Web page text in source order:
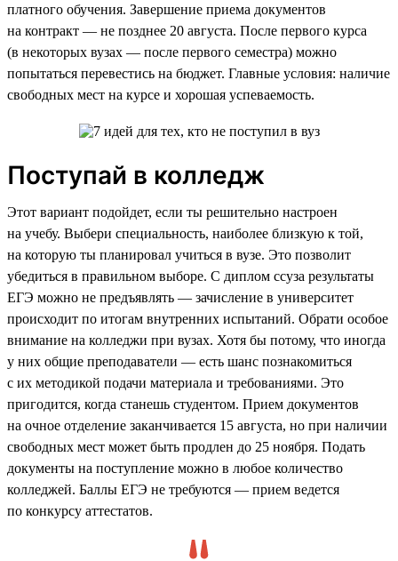
платного обучения. Завершение приема документов
на контракт — не позднее 20 августа. После первого курса
(в некоторых вузах — после первого семестра) можно
попытаться перевестись на бюджет. Главные условия: наличие
свободных мест на курсе и хорошая успеваемость.
Поступай в колледж
Этот вариант подойдет, если ты решительно настроен
на учебу. Выбери специальность, наиболее близкую к той,
на которую ты планировал учиться в вузе. Это позволит
убедиться в правильном выборе. С диплом ссуза результаты
ЕГЭ можно не предъявлять — зачисление в университет
происходит по итогам внутренних испытаний. Обрати особое
внимание на колледжи при вузах. Хотя бы потому, что иногда
у них общие преподаватели — есть шанс познакомиться
с их методикой подачи материала и требованиями. Это
пригодится, когда станешь студентом. Прием документов
на очное отделение заканчивается 15 августа, но при наличии
свободных мест может быть продлен до 25 ноября. Подать
документы на поступление можно в любое количество
колледжей. Баллы ЕГЭ не требуются — прием ведется
по конкурсу аттестатов.